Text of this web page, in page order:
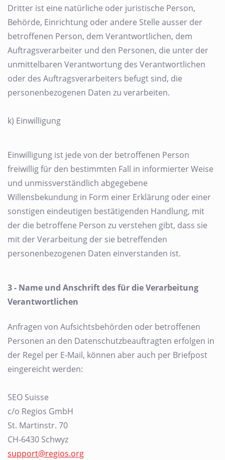
Dritter ist eine natürliche oder juristische Person,
Behörde, Einrichtung oder andere Stelle ausser der
betroffenen Person, dem Verantwortlichen, dem
Auftragsverarbeiter und den Personen, die unter der
unmittelbaren Verantwortung des Verantwortlichen
oder des Auftragsverarbeiters befugt sind, die
personenbezogenen Daten zu verarbeiten.
k) Einwilligung
Einwilligung ist jede von der betroffenen Person
freiwillig für den bestimmten Fall in informierter Weise
und unmissverständlich abgegebene
Willensbekundung in Form einer Erklärung oder einer
sonstigen eindeutigen bestätigenden Handlung, mit
der die betroffene Person zu verstehen gibt, dass sie
mit der Verarbeitung der sie betreffenden
personenbezogenen Daten einverstanden ist.
3 - Name und Anschrift des für die Verarbeitung
Verantwortlichen
Anfragen von Aufsichtsbehörden oder betroffenen
Personen an den Datenschutzbeauftragten erfolgen in
der Regel per E-Mail, können aber auch per Briefpost
eingereicht werden:
SEO Suisse
c/o Regios GmbH
St. Martinstr. 70
CH-6430 Schwyz
support@regios.org